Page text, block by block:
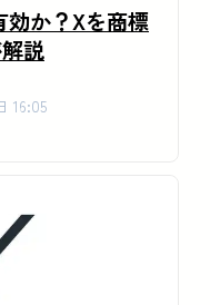
か？Xを商標
説
16:05